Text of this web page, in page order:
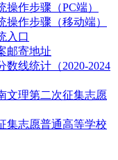
作步骤（PC端）
操作步骤（移动端）
入口
邮寄地址
线统计（2020-2024
文理第二次征集志愿
集志愿普通高等学校